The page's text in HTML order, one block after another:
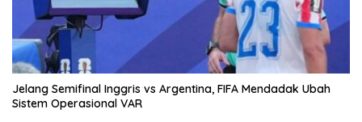
Jelang Semifinal Inggris vs Argentina, FIFA Mendadak Ubah
Sistem Operasional VAR